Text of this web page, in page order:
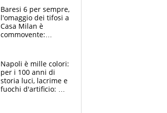
circondati
dall'affetto dei tifosi
Baresi 6 per sempre,
l'omaggio dei tifosi a
Casa Milan è
commovente:
bigliettini
Napoli è mille colori:
per i 100 anni di
storia luci, lacrime e
fuochi d'artificio: De